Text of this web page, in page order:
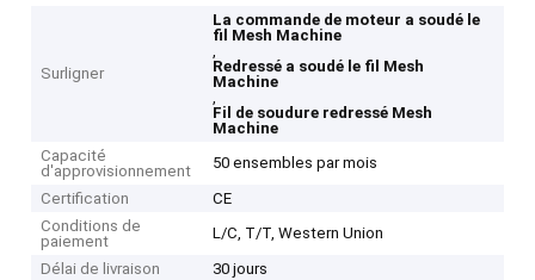
Surligner
La commande de moteur a soudé le
fil Mesh Machine
,
Redressé a soudé le fil Mesh
Machine
,
Fil de soudure redressé Mesh
Machine
Capacité
d'approvisionnement
50 ensembles par mois
Certification
CE
Conditions de
paiement
L/C, T/T, Western Union
Délai de livraison
30 jours